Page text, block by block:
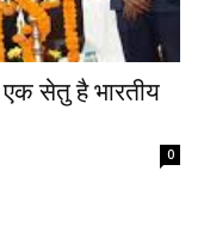
सेतु है भारतीय
0